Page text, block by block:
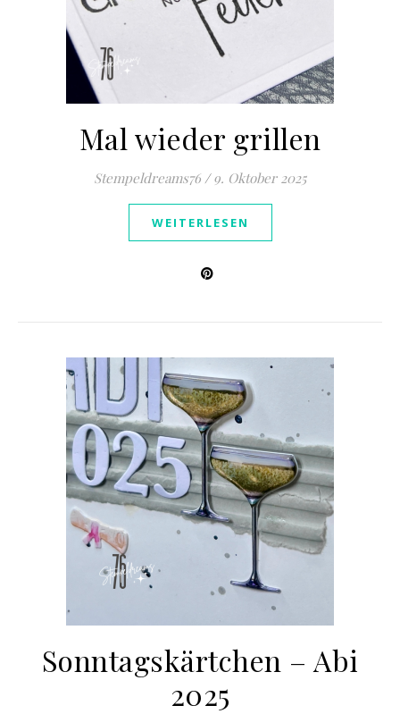
Mal wieder grillen
Stempeldreams76 / 9. Oktober 2025
WEITERLESEN
Sonntagskärtchen – Abi
2025